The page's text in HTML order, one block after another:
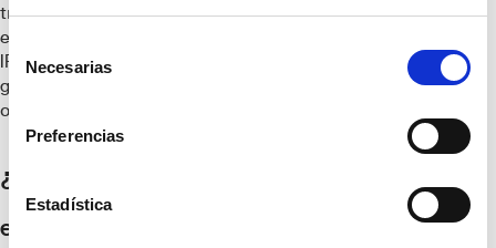
Selección
consentimiento
Necesarias
Preferencias
Estadística
transmitido,
entonces se abona el
IRPF por las
ganancias
obtenidas.
¿Cuánto cuesta
el Impuesto de